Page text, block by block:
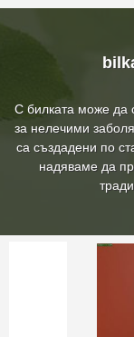
С билката може да
за нелечими
са създадени по
надяваме да